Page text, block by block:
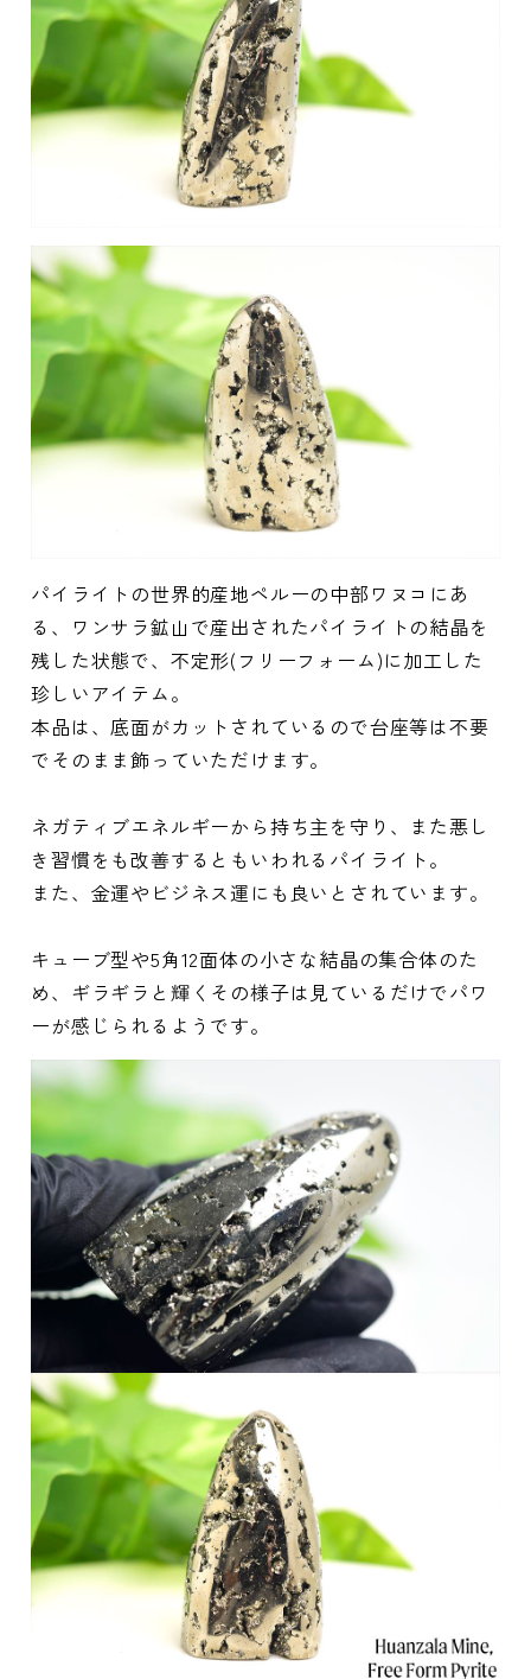
パイライトの世界的産地ペルーの中部ワヌコにあ
る、ワンサラ鉱山で産出されたパイライトの結晶を
残した状態で、不定形(フリーフォーム)に加工した
珍しいアイテム。
本品は、底面がカットされているので台座等は不要
でそのまま飾っていただけます。
ネガティブエネルギーから持ち主を守り、また悪し
き習慣をも改善するともいわれるパイライト。
また、金運やビジネス運にも良いとされています。
キューブ型や5角12面体の小さな結晶の集合体のた
め、ギラギラと輝くその様子は見ているだけでパワ
ーが感じられるようです。